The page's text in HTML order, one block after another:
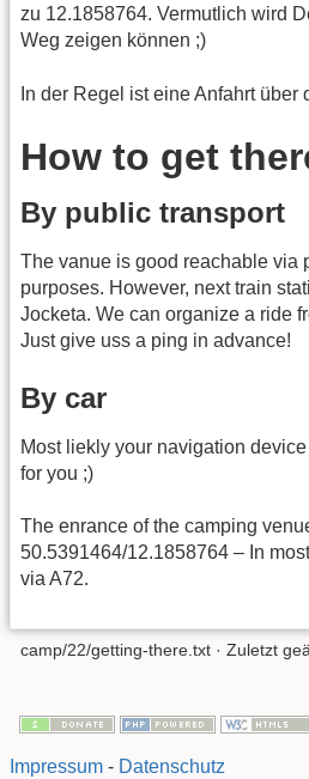
zu 12.1858764. Vermutlich wird
Weg zeigen können ;)
In der Regel ist eine Anfahrt über
How to get
By public transport
The vanue is good reachable via
purposes. However, next train
Jocketa. We can organize a ride
Just give uss a ping in advance!
By car
Most liekly your navigation
for you ;)
The enrance of the camping
50.5391464/12.1858764 – In
via A72.
camp/22/getting-there.txt · Zuletzt
Impressum - Datenschutz